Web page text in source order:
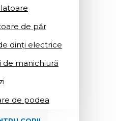
de păr
dinți electrice
de manichiură
de podea